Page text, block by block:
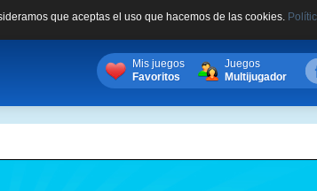
que aceptas el uso que hacemos de las cookies.
Mis juegos
Favoritos
Juegos
Multijugador